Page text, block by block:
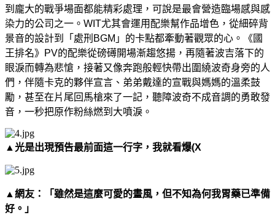
到龐大的戰爭場面都能精彩處理，可說是最會營造臨場感與感
染力的公司之一。 WIT尤其會運用配樂幫作品增色，從細碎背
景音的設計到「處刑 BGM 」的卡點都牽動著觀眾的心。《國
王排名》 PV的配樂從磅礡開場漸趨悠揚，再隨著波吉落下的
眼淚而轉為悲愴，接著又像奔跑般輕快帶出圍繞波奇身旁的人
們，伴隨卡克的夥伴宣言、弟弟戴達的宣戰與媽媽的溫柔鼓
勵，甚至在片尾回馬槍來了一記，聽障波奇不成音調的勇敢發
音，一秒把原作粉絲燃到大噴淚。
▲光是出現預告最前面這一行字，我就看爆(X
▲網友：「雖然是這麼可愛的畫風，但不知為何我胃藥已準備
好。」